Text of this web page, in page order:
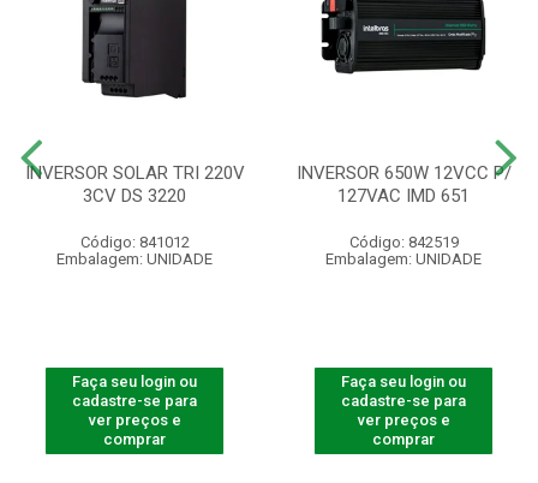
INVERSOR SOLAR TRI 220V
3CV DS 3220
Código: 841012
Embalagem: UNIDADE
Faça seu login ou
cadastre-se para
ver preços e
comprar
INVERSOR 650W 12VCC P/
127VAC IMD 651
Código: 842519
Embalagem: UNIDADE
Faça seu login ou
cadastre-se para
ver preços e
comprar